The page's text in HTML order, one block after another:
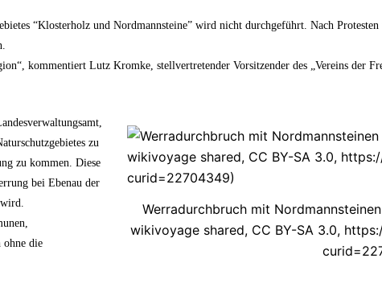
“Klosterholz und Nordmannsteine” wird nicht durchgeführt. Nach
kommentiert Lutz Kromke, stellvertretender Vorsitzender des „Vereins der
Werradurchbruch mit
wikivoyage shared, CC BY-SA 3.0,
zu
zu kommen. Diese
bei Ebenau der
ohne die